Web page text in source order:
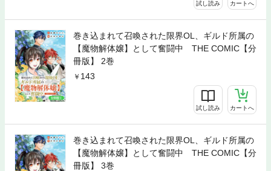
試し読み カートへ
巻き込まれて召喚された限界OL、ギルド所属の
【魔物解体嬢】として奮闘中 THE COMIC【分
冊版】 2巻
143
試し読み カートへ
巻き込まれて召喚された限界OL、ギルド所属の
【魔物解体嬢】として奮闘中 THE COMIC【分
冊版】 3巻